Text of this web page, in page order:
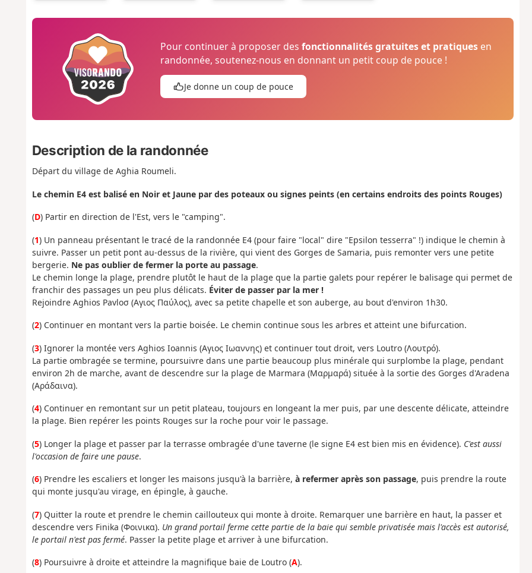
Pour continuer à proposer desfonctionnalités gratuites et pratiques en
randonnée, soutenez-nous en donnant un petit coup de pouce !
Je donne un coup de pouce
Description de la randonnée
Départ du village de Aghia Roumeli.
Le chemin E4 est balisé en Noir et Jaune par des poteaux ou signes peints (en certains endroits des points Rouges)
(D) Partir en direction de l'Est, vers le "camping".
(1) Un panneau présentant le tracé de la randonnée E4 (pour faire "local" dire "Epsilon tesserra" !) indique le chemin à
suivre. Passer un petit pont au-dessus de la rivière, qui vient des Gorges de Samaria, puis remonter vers une petite
bergerie. Ne pas oublier de fermer la porte au passage.
Le chemin longe la plage, prendre plutôt le haut de la plage que la partie galets pour repérer le balisage qui permet de
franchir des passages un peu plus délicats. Éviter de passer par la mer !
Rejoindre Aghios Pavloσ (Αγιος Παύλος), avec sa petite chapelle et son auberge, au bout d'environ 1h30.
(2) Continuer en montant vers la partie boisée. Le chemin continue sous les arbres et atteint une bifurcation.
(3) Ignorer la montée vers Aghios Ioannis (Αγιος Ιωαννης) et continuer tout droit, vers Loutro (Λουτρό).
La partie ombragée se termine, poursuivre dans une partie beaucoup plus minérale qui surplombe la plage, pendant
environ 2h de marche, avant de descendre sur la plage de Marmara (Μαρμαρά) située à la sortie des Gorges d'Aradena
(Αράδαινα).
(4) Continuer en remontant sur un petit plateau, toujours en longeant la mer puis, par une descente délicate, atteindre
la plage. Bien repérer les points Rouges sur la roche pour voir le passage.
(5) Longer la plage et passer par la terrasse ombragée d'une taverne (le signe E4 est bien mis en évidence). C'est aussi
l'occasion de faire une pause.
(6) Prendre les escaliers et longer les maisons jusqu'à la barrière, à refermer après son passage, puis prendre la route
qui monte jusqu'au virage, en épingle, à gauche.
(7) Quitter la route et prendre le chemin caillouteux qui monte à droite. Remarquer une barrière en haut, la passer et
descendre vers Finika (Φοινικα). Un grand portail ferme cette partie de la baie qui semble privatisée mais l'accès est autorisé,
le portail n'est pas fermé. Passer la petite plage et arriver à une bifurcation.
(8) Poursuivre à droite et atteindre la magnifique baie de Loutro (A).